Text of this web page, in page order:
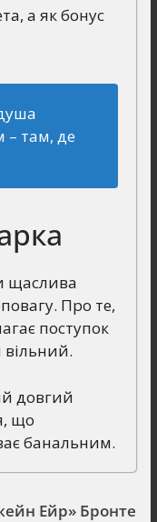
а як бонус
– там, де
щаслива
Про те,
поступок
вільний.
довгий
що
банальним.
Ейр» Бронте